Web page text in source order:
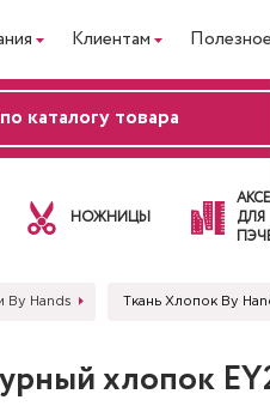
Клиентам Полезное
НОЖНИЦЫ
ДЛЯ
By Hands Ткань Хлопок By
хлопок